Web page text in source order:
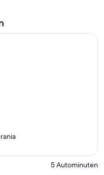
‪5 Autominuten‬